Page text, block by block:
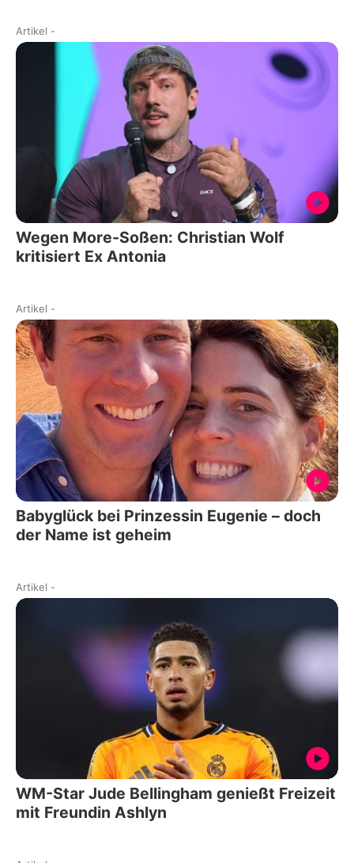
Artikel -
Wegen More-Soßen: Christian Wolf
kritisiert Ex Antonia
Artikel -
Babyglück bei Prinzessin Eugenie – doch
der Name ist geheim
Artikel -
WM-Star Jude Bellingham genießt Freizeit
mit Freundin Ashlyn